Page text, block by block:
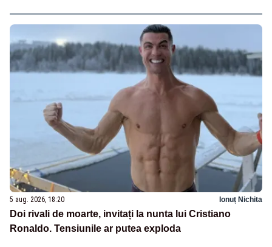
5 aug. 2026, 18:20 Ionuț Nichita
Doi rivali de moarte, invitați la nunta lui Cristiano
Ronaldo. Tensiunile ar putea exploda